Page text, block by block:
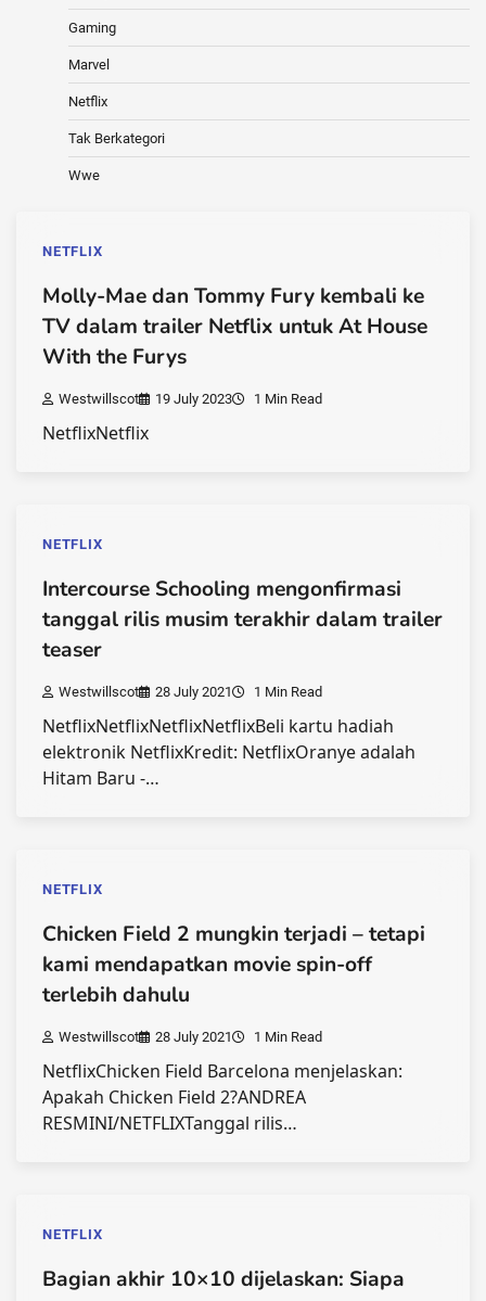
Gaming
Marvel
Netflix
Tak Berkategori
Wwe
NETFLIX
Molly-Mae dan Tommy Fury kembali ke
TV dalam trailer Netflix untuk At House
With the Furys
Westwillscot 19 July 2023 1 Min Read
NetflixNetflix
NETFLIX
Intercourse Schooling mengonfirmasi
tanggal rilis musim terakhir dalam trailer
teaser
Westwillscot 28 July 2021 1 Min Read
NetflixNetflixNetflixNetflixBeli kartu hadiah
elektronik NetflixKredit: NetflixOranye adalah
Hitam Baru -…
NETFLIX
Chicken Field 2 mungkin terjadi – tetapi
kami mendapatkan movie spin-off
terlebih dahulu
Westwillscot 28 July 2021 1 Min Read
NetflixChicken Field Barcelona menjelaskan:
Apakah Chicken Field 2?ANDREA
RESMINI/NETFLIXTanggal rilis…
NETFLIX
Bagian akhir 10×10 dijelaskan: Siapa